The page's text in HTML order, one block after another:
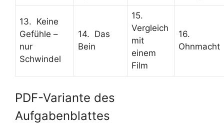
13. Keine
Gefühle –
nur
Schwindel
14. Das
Bein
15.
Vergleich
mit
einem
Film
16.
Ohnmacht
PDF-Variante des
Aufgabenblattes